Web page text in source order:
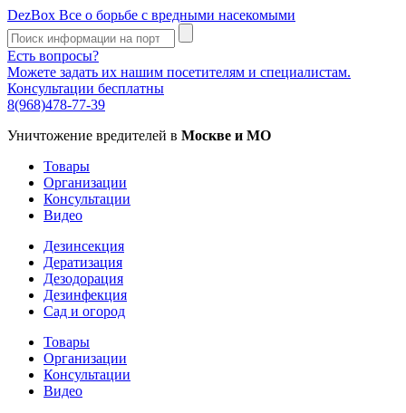
DezBox Все о борьбе с вредными насекомыми
Есть вопросы?
Можете задать их нашим посетителям и специалистам.
Консультации бесплатны
8(968)478-77-39
Уничтожение вредителей в Москве и МО
Товары
Организации
Консультации
Видео
Дезинсекция
Дератизация
Дезодорация
Дезинфекция
Сад и огород
Товары
Организации
Консультации
Видео